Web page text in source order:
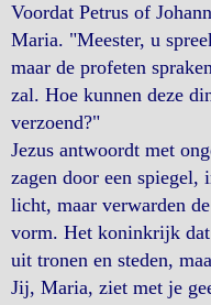
Voordat Petrus of
Maria. "Meester, u
maar de profeten
zal. Hoe kunnen deze
verzoend?"
Jezus antwoordt met
zagen door een spiegel,
licht, maar verwarden
vorm. Het koninkrijk dat
uit tronen en steden,
Jij, Maria, ziet met je